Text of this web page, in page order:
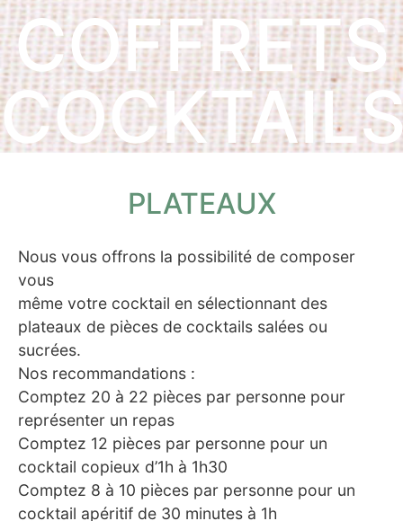
COFFRETS
PLATEAUX
Nous vous offrons la possibilité de composer
vous
même votre cocktail en sélectionnant des
plateaux de pièces de cocktails salées ou
sucrées.
Nos recommandations :
Comptez 20 à 22 pièces par personne pour
représenter un repas
Comptez 12 pièces par personne pour un
cocktail copieux d’1h à 1h30
Comptez 8 à 10 pièces par personne pour un
cocktail apéritif de 30 minutes à 1h